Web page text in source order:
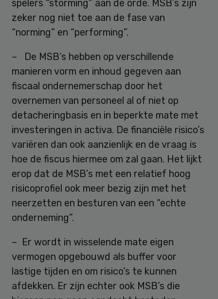
spelers “storming” aan de orde. MSB’s zijn
zeker nog niet toe aan de fase van
“norming” en “performing”.
– De MSB’s hebben op verschillende
manieren vorm en inhoud gegeven aan
fiscaal ondernemerschap door het
overnemen van personeel al of niet op
detacheringbasis en in beperkte mate met
investeringen in activa. De financiële risico’s
variëren dan ook aanzienlijk en de vraag is
hoe de fiscus hiermee om zal gaan. Het lijkt
erop dat de MSB’s met een relatief hoog
risicoprofiel ook meer bezig zijn met het
neerzetten en besturen van een “echte
onderneming”.
– Er wordt in wisselende mate eigen
vermogen opgebouwd als buffer voor
lastige tijden en om risico’s te kunnen
afdekken. Er zijn echter ook MSB’s die